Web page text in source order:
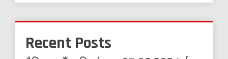
Recent Posts